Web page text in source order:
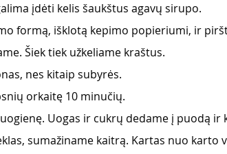
įdėti kelis šaukštus agavų sirupo.
formą, išklotą kepimo popieriumi, ir
Šiek tiek užkeliame kraštus.
nes kitaip subyrės.
orkaitę 10 minučių.
Uogas ir cukrų dedame į puodą ir
sumažiname kaitrą. Kartas nuo karto